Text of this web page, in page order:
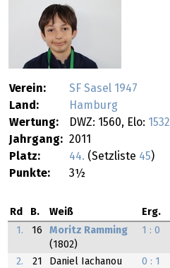
Verein:
SF Sasel 1947
Land:
Hamburg
Wertung:
DWZ: 1560, Elo: 1532
Jahrgang: 2011
Platz:
44. (Setzliste 45)
Punkte:
3½
Rd B. Weiß Erg.
1.
16
Moritz Ramming
(1802)
1 : 0
2. 21 Daniel Iachanou 0 : 1